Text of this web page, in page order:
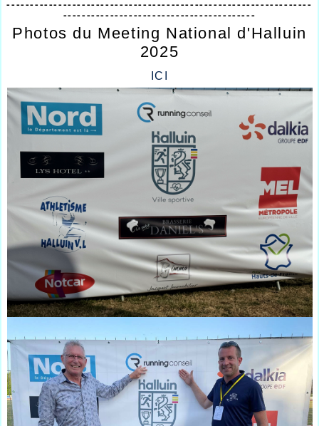
-----------------------------------------------------------------
-----------------------------------------
Photos du Meeting National d'Halluin
2025
ICI